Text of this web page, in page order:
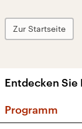
Zur Startseite
Entdecken
Programm